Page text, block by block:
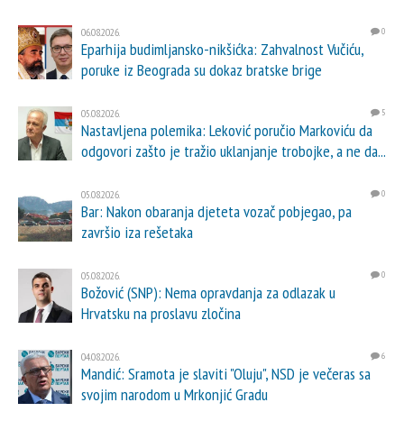
06.08.2026. 0
Eparhija budimljansko-nikšićka: Zahvalnost Vučiću,
poruke iz Beograda su dokaz bratske brige
05.08.2026. 5
Nastavljena polemika: Leković poručio Markoviću da
odgovori zašto je tražio uklanjanje trobojke, a ne da...
05.08.2026. 0
Bar: Nakon obaranja djeteta vozač pobjegao, pa
završio iza rešetaka
05.08.2026. 0
Božović (SNP): Nema opravdanja za odlazak u
Hrvatsku na proslavu zločina
04.08.2026. 6
Mandić: Sramota je slaviti "Oluju", NSD je večeras sa
svojim narodom u Mrkonjić Gradu